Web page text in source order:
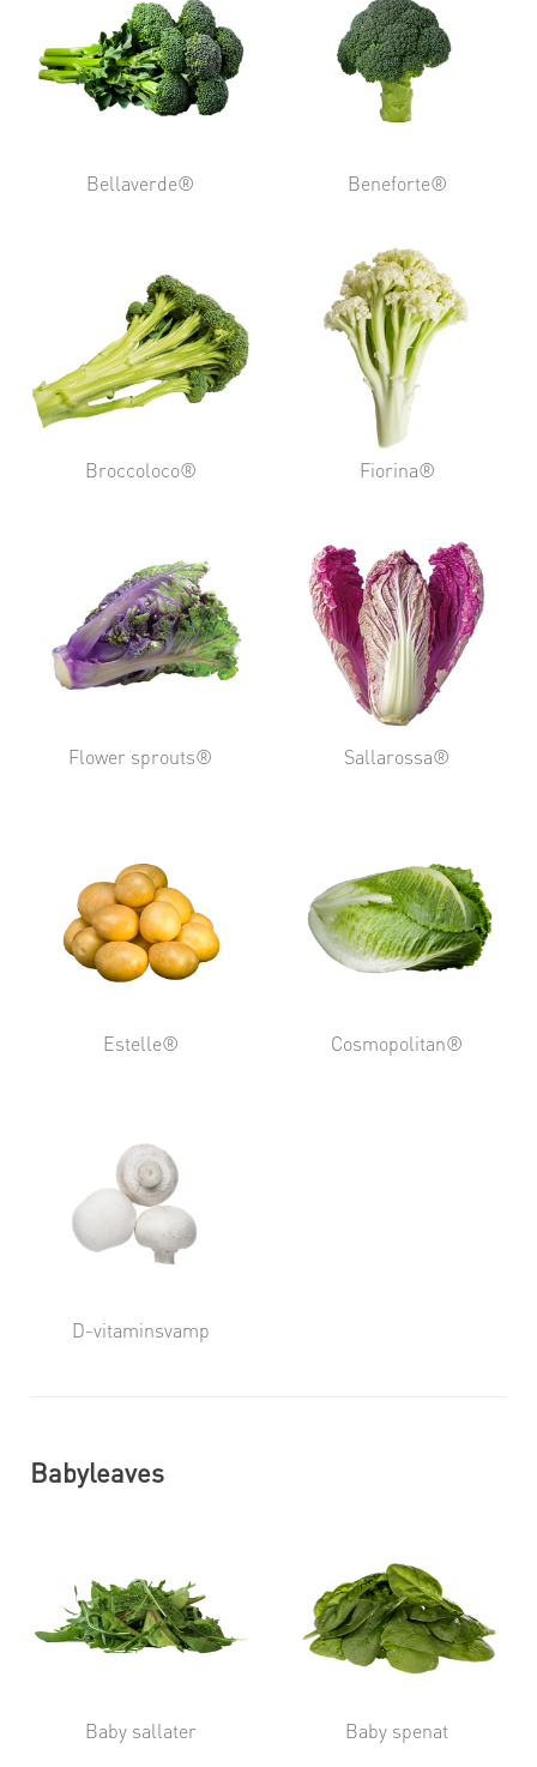
Bellaverde® Beneforte®
Broccoloco® Fiorina®
Flower sprouts® Sallarossa®
Estelle® Cosmopolitan®
D-vitaminsvamp
Babyleaves
Baby sallater Baby spenat